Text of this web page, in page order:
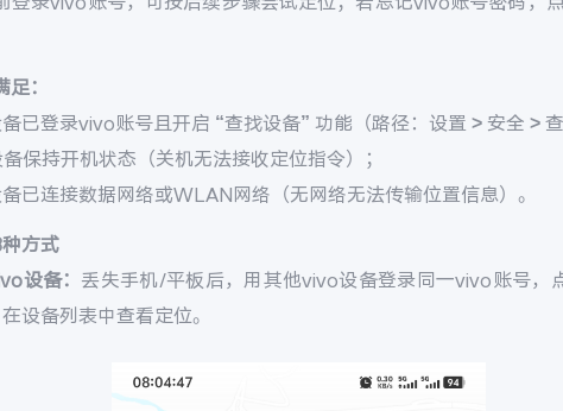
：
已登录vivo账号且开启 “查找设备” 功能（路径：设置 > 安全 > 查
保持开机状态（关机无法接收定位指令）；
已连接数据网络或WLAN网络（无网络无法传输位置信息）。
方式
设备： 丢失手机/平板后，用其他vivo设备登录同一vivo账号，
设备列表中查看定位。